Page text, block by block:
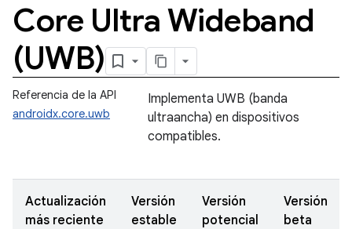
Core Ultra Wideband
(UWB)
Referencia de la API
androidx.core.uwb
Implementa UWB (banda
ultraancha) en dispositivos
compatibles.
Actualización
más reciente
Versión
estable
Versión
potencial
Versión
beta